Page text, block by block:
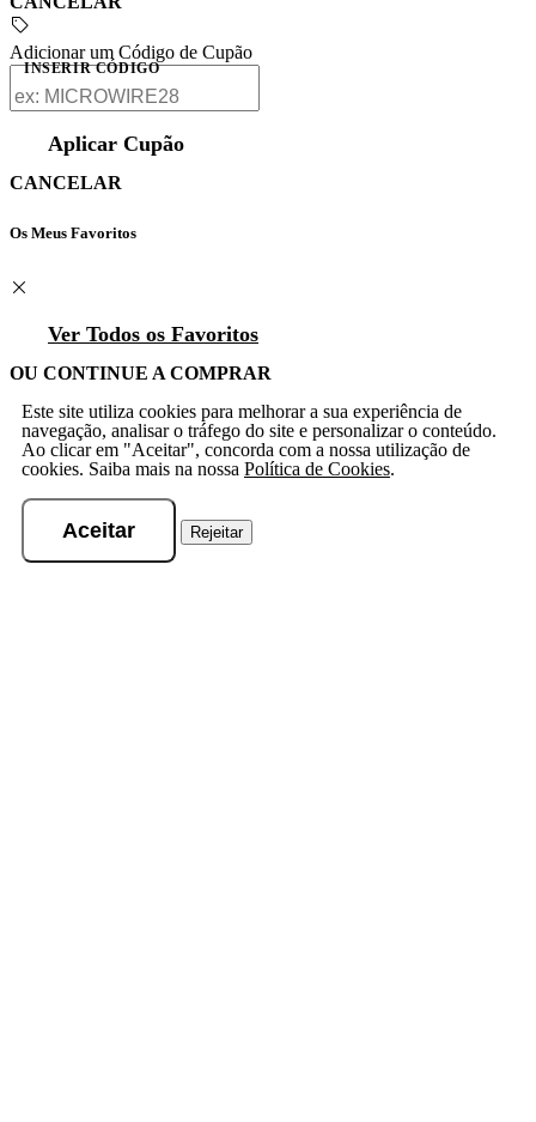
Adicionar um Código de Cupão
INSERIR CÓDIGO
Aplicar Cupão
CANCELAR
Os Meus Favoritos
Ver Todos os Favoritos
OU CONTINUE A COMPRAR
Este site utiliza cookies para melhorar a sua experiência de
navegação, analisar o tráfego do site e personalizar o conteúdo.
Ao clicar em "Aceitar", concorda com a nossa utilização de
cookies. Saiba mais na nossa Política de Cookies.
Aceitar Rejeitar